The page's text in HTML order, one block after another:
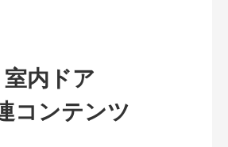
室内ドア
コンテンツ